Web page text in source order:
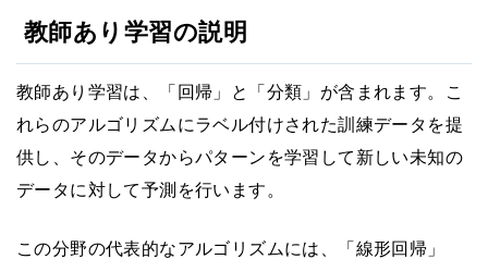
教師あり学習の説明
教師あり学習は、「回帰」と「分類」が含まれます。こ
れらのアルゴリズムにラベル付けされた訓練データを提
供し、そのデータからパターンを学習して新しい未知の
データに対して予測を行います。
この分野の代表的なアルゴリズムには、「線形回帰」